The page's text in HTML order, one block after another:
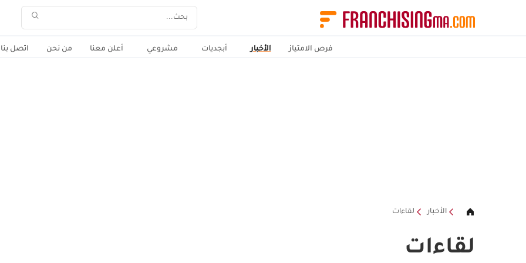
فرص الامتياز الأخبار أبجديات مشروعي أعلن معنا من نحن اتصل بنا
الأخبار لقاءات
لقاءات